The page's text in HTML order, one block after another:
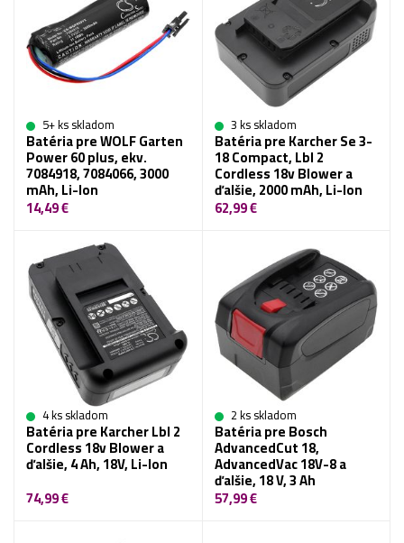
5+ ks skladom
Batéria pre WOLF Garten
Power 60 plus, ekv.
7084918, 7084066, 3000
mAh, Li-Ion
14,49 €
3 ks skladom
Batéria pre Karcher Se 3-
18 Compact, Lbl 2
Cordless 18v Blower a
ďalšie, 2000 mAh, Li-Ion
62,99 €
4 ks skladom
Batéria pre Karcher Lbl 2
Cordless 18v Blower a
ďalšie, 4 Ah, 18V, Li-Ion
74,99 €
2 ks skladom
Batéria pre Bosch
AdvancedCut 18,
AdvancedVac 18V-8 a
ďalšie, 18 V, 3 Ah
57,99 €